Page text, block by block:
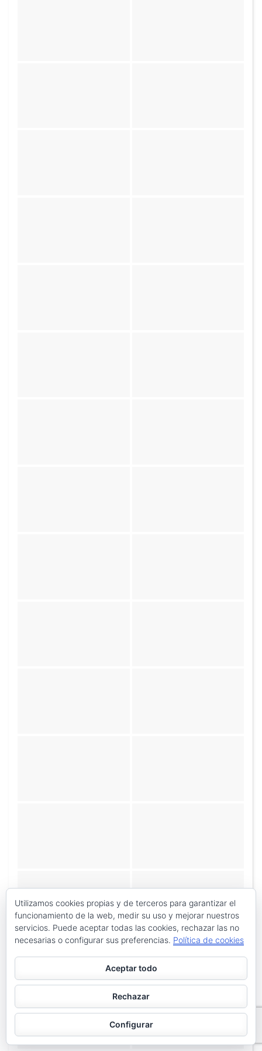
Utilizamos cookies propias y de terceros para garantizar el
funcionamiento de la web, medir su uso y mejorar nuestros
servicios. Puede aceptar todas las cookies, rechazar las no
necesarias o configurar sus preferencias. Política de cookies
Aceptar todo
Rechazar
Configurar